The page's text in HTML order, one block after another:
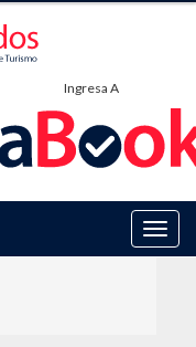
Ingresa A